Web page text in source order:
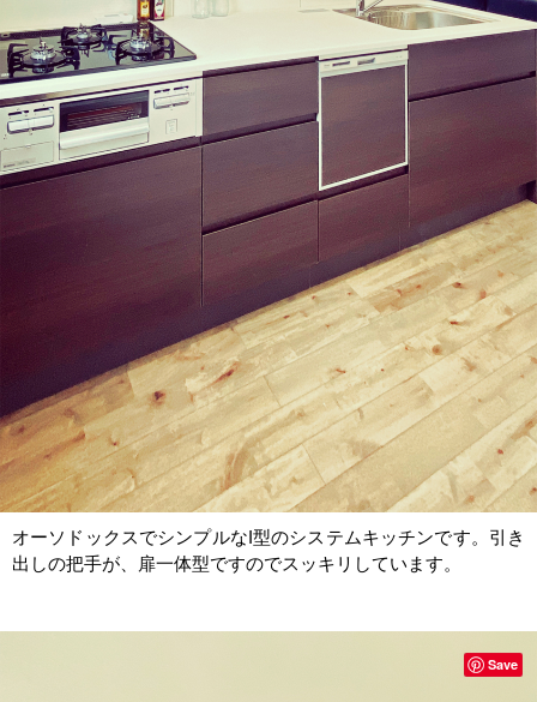
オーソドックスでシンプルなI型のシステムキッチンです。引き
出しの把手が、扉一体型ですのでスッキリしています。
Save